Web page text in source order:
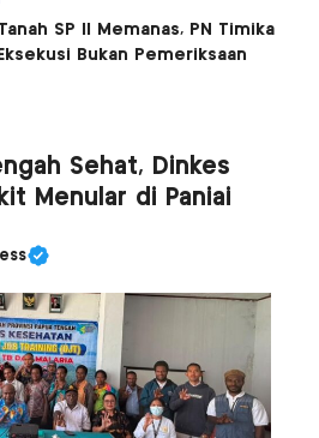
SP II Memanas, PN Timika
Bukan Pemeriksaan
Sehat, Dinkes
Menular di Paniai